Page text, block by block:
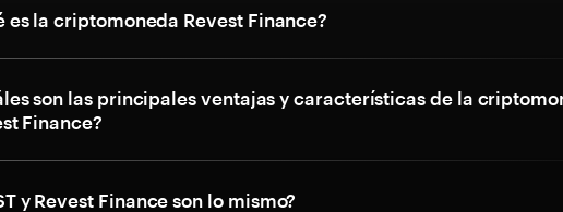
es la criptomoneda Revest Finance?
son las principales ventajas y características de la
Finance?
y Revest Finance son lo mismo?